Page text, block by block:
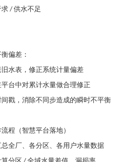
求 / 供水不足
偏差：
水表，修正系统计量偏差
台中对累计水量做合理修正
戳，消除不同步造成的瞬时不平衡
程（智慧平台落地）
全厂、各分区、各用户水量数据